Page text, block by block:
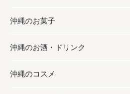
お肉
海産物
缶詰／パウチ
沖縄料理
沖縄そば／乾麺
調味料
砂糖／黒砂糖
塩
沖縄のお菓子
お菓子
黒糖
沖縄のお酒・ドリンク
お酒・ドリンク
沖縄のコスメ